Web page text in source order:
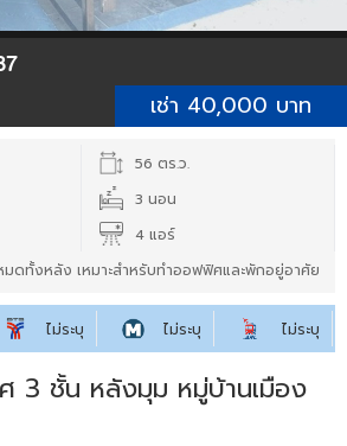
เช่า 40,000 บาท
56 ตร.ว.
3 นอน
4 แอร์
ดทั้งหลัง เหมาะสำหรับทำออฟฟิศและพักอยู่อาศัย
ไม่ระบุ ไม่ระบุ ไม่ระบุ
3 ชั้น หลังมุม หมู่บ้านเมือง